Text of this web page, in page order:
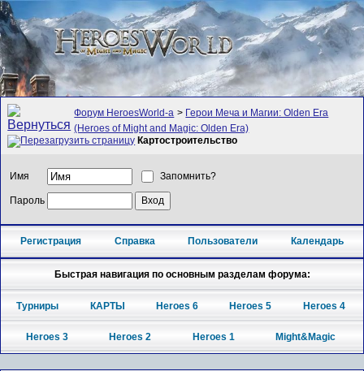
Форум HeroesWorld-а > Герои Меча и Магии: Olden Era
(Heroes of Might and Magic: Olden Era)
Картостроительство
Имя Запомнить?
Пароль
Регистрация Справка Пользователи Календарь
Быстрая навигация по основным разделам форума:
Турниры КАРТЫ Heroes 6 Heroes 5 Heroes 4
Heroes 3 Heroes 2 Heroes 1 Might&Magic